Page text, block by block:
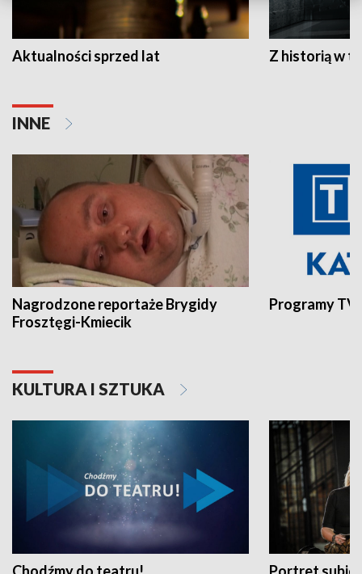
Aktualności sprzed lat Z historią w
INNE
Nagrodzone reportaże Brygidy
Frosztęgi-Kmiecik
Programy
KULTURA I SZTUKA